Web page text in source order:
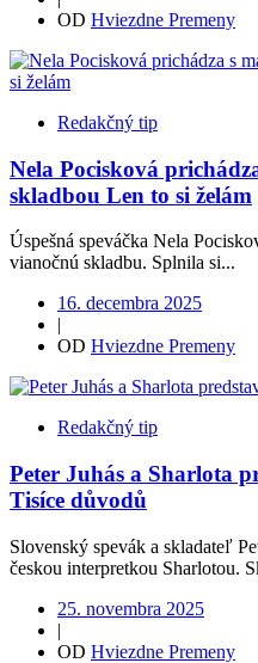
OD Hviezdne Premeny
Redakčný tip
Nela Pocisková
skladbou Len to si želám
Úspešná speváčka Nela
vianočnú skladbu. Splnila si...
16. decembra 2025
|
OD Hviezdne Premeny
Redakčný tip
Peter Juhás a Sharlota
Tisíce důvodů
Slovenský spevák a skladateľ
českou interpretkou Sharlotou.
25. novembra 2025
|
OD Hviezdne Premeny